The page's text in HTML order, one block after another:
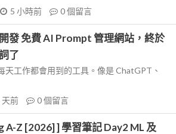
5 小時前 0個留言
發 免費 AI Prompt 管理網站，終於
了
天工作都會用到的工具。像是 ChatGPT、
天前 0個留言
Z [2026] ] 學習筆記 Day2 ML 及